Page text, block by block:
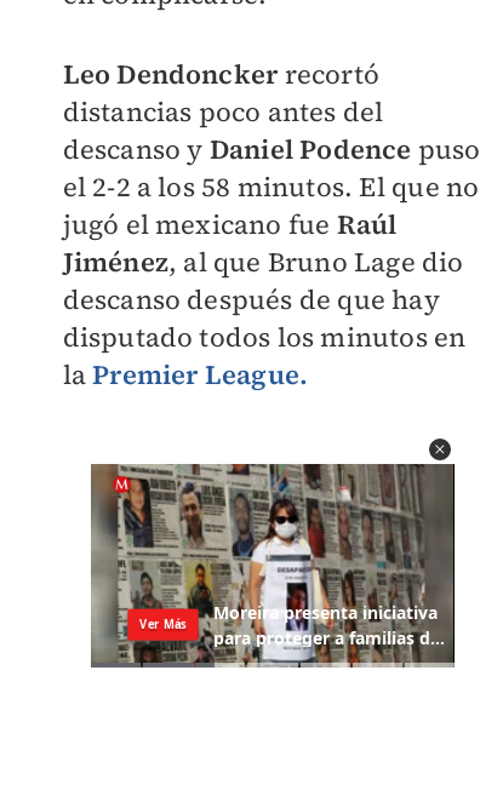
Leo Dendonckerrecortó
distancias poco antes del
descanso y Daniel Podence puso
el 2-2 a los 58 minutos. El que no
jugó el mexicano fue Raúl
Jiménez, al que Bruno Lage dio
descanso después de que hay
disputado todos los minutos en
laPremier League.